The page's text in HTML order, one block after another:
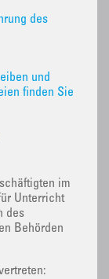
des
und
finden Sie
im
Unterricht
des
Behörden